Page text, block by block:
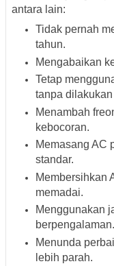
antara lain:
Tidak pernah
tahun.
Mengabaikan
Tetap
tanpa
Menambah
kebocoran.
Memasang AC
standar.
Membersihkan
memadai.
Menggunakan
berpengalaman.
Menunda
lebih parah.